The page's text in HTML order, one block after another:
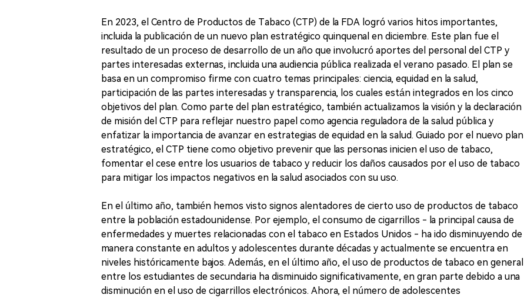
En 2023, el Centro de Productos de Tabaco (CTP) de la FDA logró varios hitos importantes,
incluida la publicación de un nuevo plan estratégico quinquenal en diciembre. Este plan fue el
resultado de un proceso de desarrollo de un año que involucró aportes del personal del CTP y
partes interesadas externas, incluida una audiencia pública realizada el verano pasado. El plan se
basa en un compromiso firme con cuatro temas principales: ciencia, equidad en la salud,
participación de las partes interesadas y transparencia, los cuales están integrados en los cinco
objetivos del plan. Como parte del plan estratégico, también actualizamos la visión y la declaración
de misión del CTP para reflejar nuestro papel como agencia reguladora de la salud pública y
enfatizar la importancia de avanzar en estrategias de equidad en la salud. Guiado por el nuevo plan
estratégico, el CTP tiene como objetivo prevenir que las personas inicien el uso de tabaco,
fomentar el cese entre los usuarios de tabaco y reducir los daños causados por el uso de tabaco
para mitigar los impactos negativos en la salud asociados con su uso.
En el último año, también hemos visto signos alentadores de cierto uso de productos de tabaco
entre la población estadounidense. Por ejemplo, el consumo de cigarrillos - la principal causa de
enfermedades y muertes relacionadas con el tabaco en Estados Unidos - ha ido disminuyendo de
manera constante en adultos y adolescentes durante décadas y actualmente se encuentra en
niveles históricamente bajos. Además, en el último año, el uso de productos de tabaco en general
entre los estudiantes de secundaria ha disminuido significativamente, en gran parte debido a una
disminución en el uso de cigarrillos electrónicos. Ahora, el número de adolescentes